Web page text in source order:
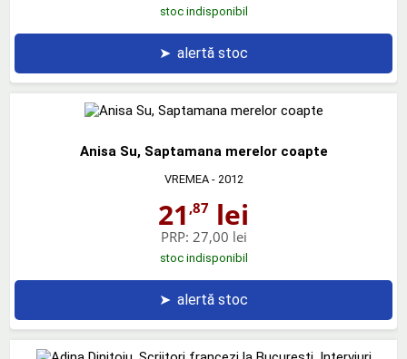
stoc indisponibil
➤ alertă stoc
Anisa Su, Saptamana merelor coapte
VREMEA- 2012
21 ,87 lei
PRP: 27,00 lei
stoc indisponibil
➤ alertă stoc